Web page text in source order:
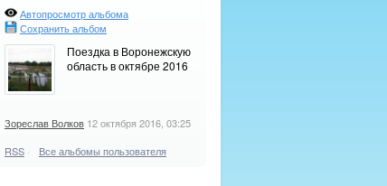
Автопросмотр альбома
Сохранить альбом
Поездка в Воронежскую
область в октябре 2016
Зореслав Волков 12 октября 2016, 03:25
RSS · Все альбомы пользователя